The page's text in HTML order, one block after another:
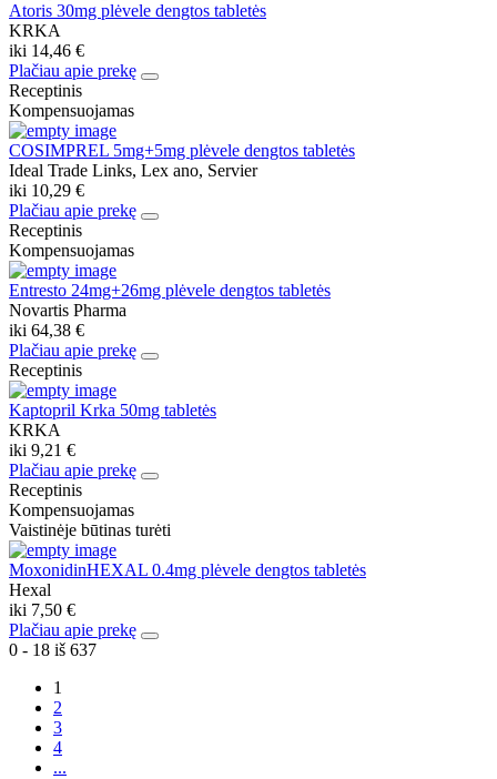
Atoris 30mg plėvele dengtos tabletės
KRKA
iki 14,46 €
Plačiau apie prekę
Receptinis
Kompensuojamas
COSIMPREL 5mg+5mg plėvele dengtos tabletės
Ideal Trade Links, Lex ano, Servier
iki 10,29 €
Plačiau apie prekę
Receptinis
Kompensuojamas
Entresto 24mg+26mg plėvele dengtos tabletės
Novartis Pharma
iki 64,38 €
Plačiau apie prekę
Receptinis
Kaptopril Krka 50mg tabletės
KRKA
iki 9,21 €
Plačiau apie prekę
Receptinis
Kompensuojamas
Vaistinėje būtinas turėti
MoxonidinHEXAL 0.4mg plėvele dengtos tabletės
Hexal
iki 7,50 €
Plačiau apie prekę
0 - 18 iš 637
1
2
3
4
...